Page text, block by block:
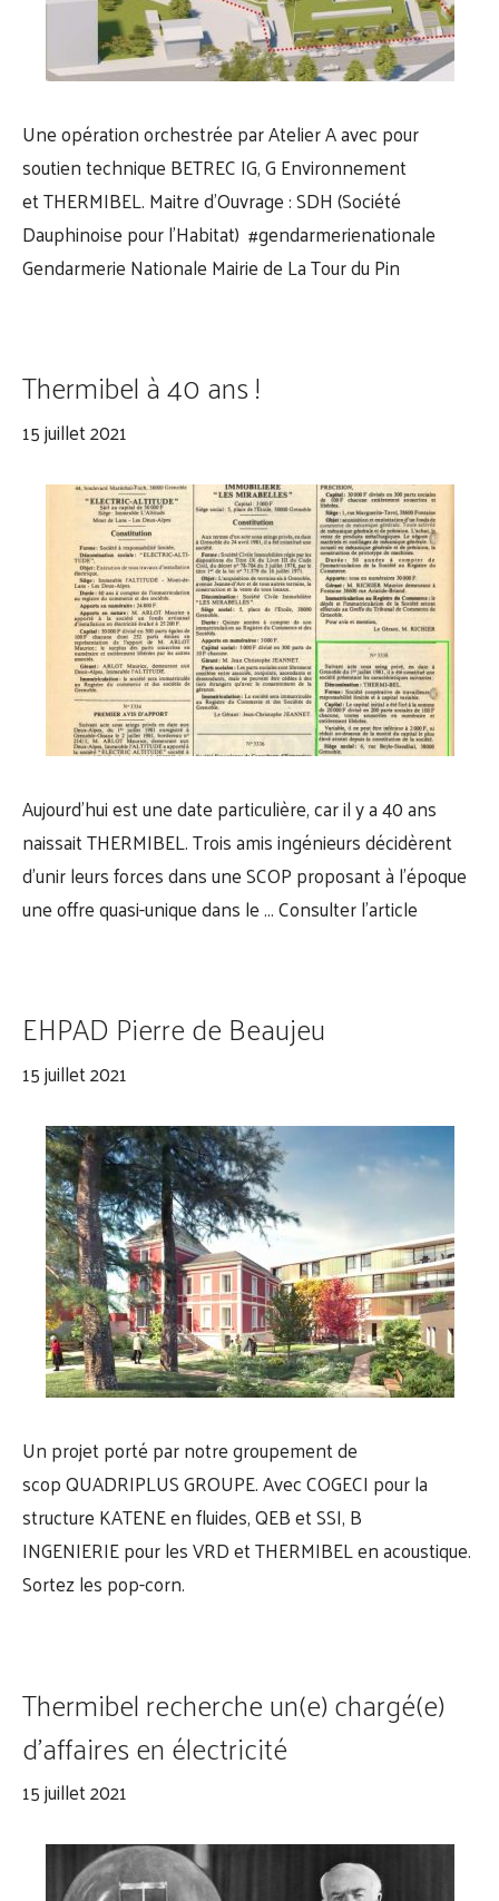
Une opération orchestrée par Atelier A avec pour
soutien technique BETREC IG, G Environnement
et THERMIBEL. Maitre d’Ouvrage : SDH (Société
Dauphinoise pour l’Habitat) #gendarmerienationale
Gendarmerie Nationale Mairie de La Tour du Pin
Thermibel à 40 ans !
15 juillet 2021
Aujourd’hui est une date particulière, car il y a 40 ans
naissait THERMIBEL. Trois amis ingénieurs décidèrent
d’unir leurs forces dans une SCOP proposant à l’époque
une offre quasi-unique dans le …Consulter l’article
EHPAD Pierre de Beaujeu
15 juillet 2021
Un projet porté par notre groupement de
scop QUADRIPLUS GROUPE. Avec COGECI pour la
structure KATENE en fluides, QEB et SSI, B
INGENIERIE pour les VRD et THERMIBEL en acoustique.
Sortez les pop-corn.
Thermibel recherche un(e) chargé(e)
d’affaires en électricité
15 juillet 2021